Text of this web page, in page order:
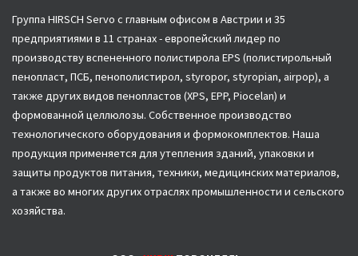
Группа HIRSCH Servo с главным офисом в Австрии и 35
предприятиями в 11 странах - европейский лидер по
производству вспененного полистирола EPS (полистирольный
пенопласт, ПСБ, пенополистирол, styropor, styropian, airpop), а
также других видов пенопластов (XPS, EPP, Piocelan) и
формованной целлюлозы. Собственное производство
технологического оборудования и формокомплектов. Наша
продукция применяется для утепления зданий, упаковки и
защиты продуктов питания, техники, медицинских материалов,
а также во многих других отраслях промышленности и сельского
хозяйства.